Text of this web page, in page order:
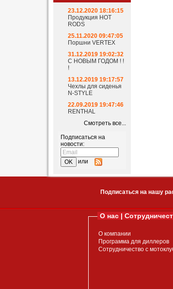
23.12.2020 18:16:15
Продукция HOT
RODS
25.11.2020 09:47:05
Поршни VERTEX
31.12.2019 19:02:32
С НОВЫМ ГОДОМ ! !
!
13.12.2019 19:17:57
Чехлы для сиденья
N-STYLE
22.09.2019 19:47:46
RENTHAL
Смотреть все...
Подписаться на
новости:
или
Подписаться на нашу
О нас |
О компании
Программа для диллеров
Сотрудничество с